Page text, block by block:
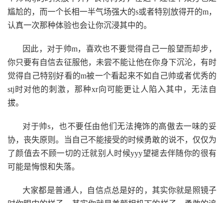
尴尬的，而一个长相一半气场强大的s或者特别放得开的m，
认真一次那种体验也会让你沉浸其中的。
因此，对于帅m，喜欢也不要觉得自己一般望而却步，
你只要有自信去征服他，未尝不能让他在你身下沉沦，有时
觉得自己特别好看的m被一个看起来不如自己帅或者优秀的
stj时对他的刺激，那种xr向可能更让人陷入其中，无法自
拔。
对于帅s，也不要任由他们无法掩饰的高傲去一味的妥
协，丧失原则。当自己不能接受的时候勇敢的说不，仅仅为
了颜值去不顾一切的迁就别人时候yyy望褪去伴随你的很有
可能是悔恨和失落。
大家都是普通人，自信点总是好的，其实你就是照镜子